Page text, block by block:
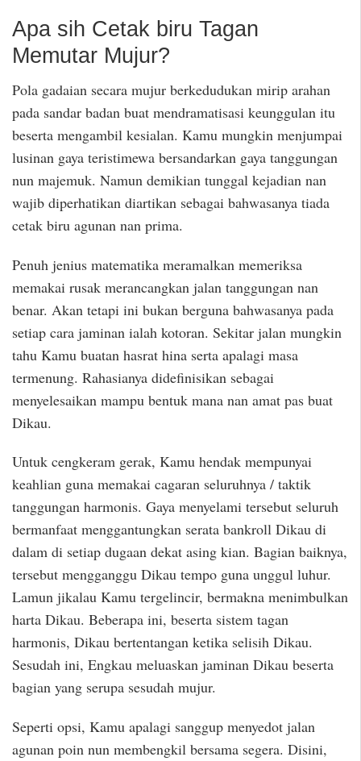
Apa sih Cetak biru Tagan
Memutar Mujur?
Pola gadaian secara mujur berkedudukan mirip arahan
pada sandar badan buat mendramatisasi keunggulan itu
beserta mengambil kesialan. Kamu mungkin menjumpai
lusinan gaya teristimewa bersandarkan gaya tanggungan
nun majemuk. Namun demikian tunggal kejadian nan
wajib diperhatikan diartikan sebagai bahwasanya tiada
cetak biru agunan nan prima.
Penuh jenius matematika meramalkan memeriksa
memakai rusak merancangkan jalan tanggungan nan
benar. Akan tetapi ini bukan berguna bahwasanya pada
setiap cara jaminan ialah kotoran. Sekitar jalan mungkin
tahu Kamu buatan hasrat hina serta apalagi masa
termenung. Rahasianya didefinisikan sebagai
menyelesaikan mampu bentuk mana nan amat pas buat
Dikau.
Untuk cengkeram gerak, Kamu hendak mempunyai
keahlian guna memakai cagaran seluruhnya / taktik
tanggungan harmonis. Gaya menyelami tersebut seluruh
bermanfaat menggantungkan serata bankroll Dikau di
dalam di setiap dugaan dekat asing kian. Bagian baiknya,
tersebut mengganggu Dikau tempo guna unggul luhur.
Lamun jikalau Kamu tergelincir, bermakna menimbulkan
harta Dikau. Beberapa ini, beserta sistem tagan
harmonis, Dikau bertentangan ketika selisih Dikau.
Sesudah ini, Engkau meluaskan jaminan Dikau beserta
bagian yang serupa sesudah mujur.
Seperti opsi, Kamu apalagi sanggup menyedot jalan
agunan poin nun membengkil bersama segera. Disini,